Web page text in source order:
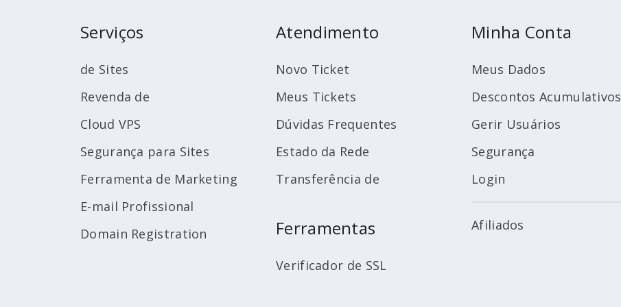
Serviços
de Sites
Revenda de
Cloud VPS
Segurança para Sites
Ferramenta de Marketing
E-mail Profissional
Domain Registration
Atendimento
Novo Ticket
Meus Tickets
Dúvidas Frequentes
Estado da Rede
Transferência de
Ferramentas
Verificador de SSL
Minha Conta
Meus Dados
Descontos Acumulativos
Gerir Usuários
Segurança
Login
Afiliados